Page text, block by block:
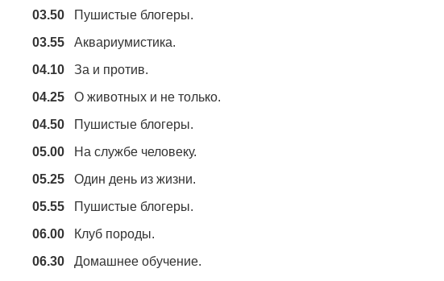
03.50 Пушистые блогеры.
03.55 Аквариумистика.
04.10 За и против.
04.25 О животных и не только.
04.50 Пушистые блогеры.
05.00 На службе человеку.
05.25 Один день из жизни.
05.55 Пушистые блогеры.
06.00 Клуб породы.
06.30 Домашнее обучение.